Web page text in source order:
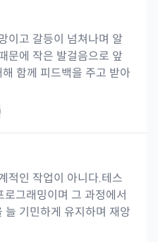
이고 갈등이 넘쳐나며 알
문에 작은 발걸음으로 앞
함께 피드백을 주고 받아
적인 작업이 아니다.테스
로그래밍이며 그 과정에서
늘 기민하게 유지하며 재앙